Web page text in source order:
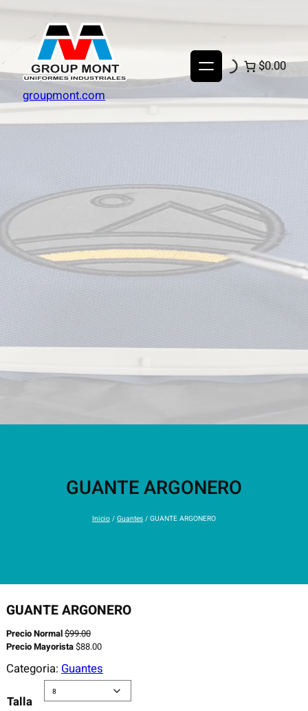
groupmont.com
$0.00
GUANTE ARGONERO
Inicio / Guantes / GUANTE ARGONERO
GUANTE ARGONERO
Precio Normal$99.00
Precio Mayorista$88.00
Categoria: Guantes
Talla